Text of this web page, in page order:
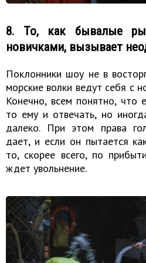
8. То, как бывалые
новичками, вызывает
Поклонники шоу не в
морские волки ведут себя с
Конечно, всем понятно, что
то ему и отвечать, но
далеко. При этом права
дает, и если он пытается
то, скорее всего, по
ждет увольнение.